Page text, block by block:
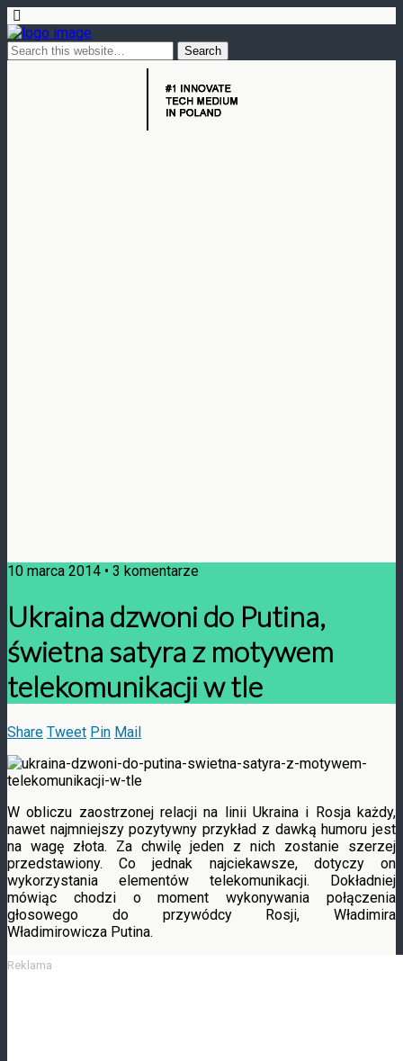
10 marca 2014 • 3 komentarze
Ukraina dzwoni do Putina,
świetna satyra z motywem
telekomunikacji w tle
Share Tweet Pin Mail
W obliczu zaostrzonej relacji na linii Ukraina i Rosja każdy,
nawet najmniejszy pozytywny przykład z dawką humoru jest
na wagę złota. Za chwilę jeden z nich zostanie szerzej
przedstawiony. Co jednak najciekawsze, dotyczy on
wykorzystania elementów telekomunikacji. Dokładniej
mówiąc chodzi o moment wykonywania połączenia
głosowego do przywódcy Rosji, Władimira
Władimirowicza Putina.
Reklama